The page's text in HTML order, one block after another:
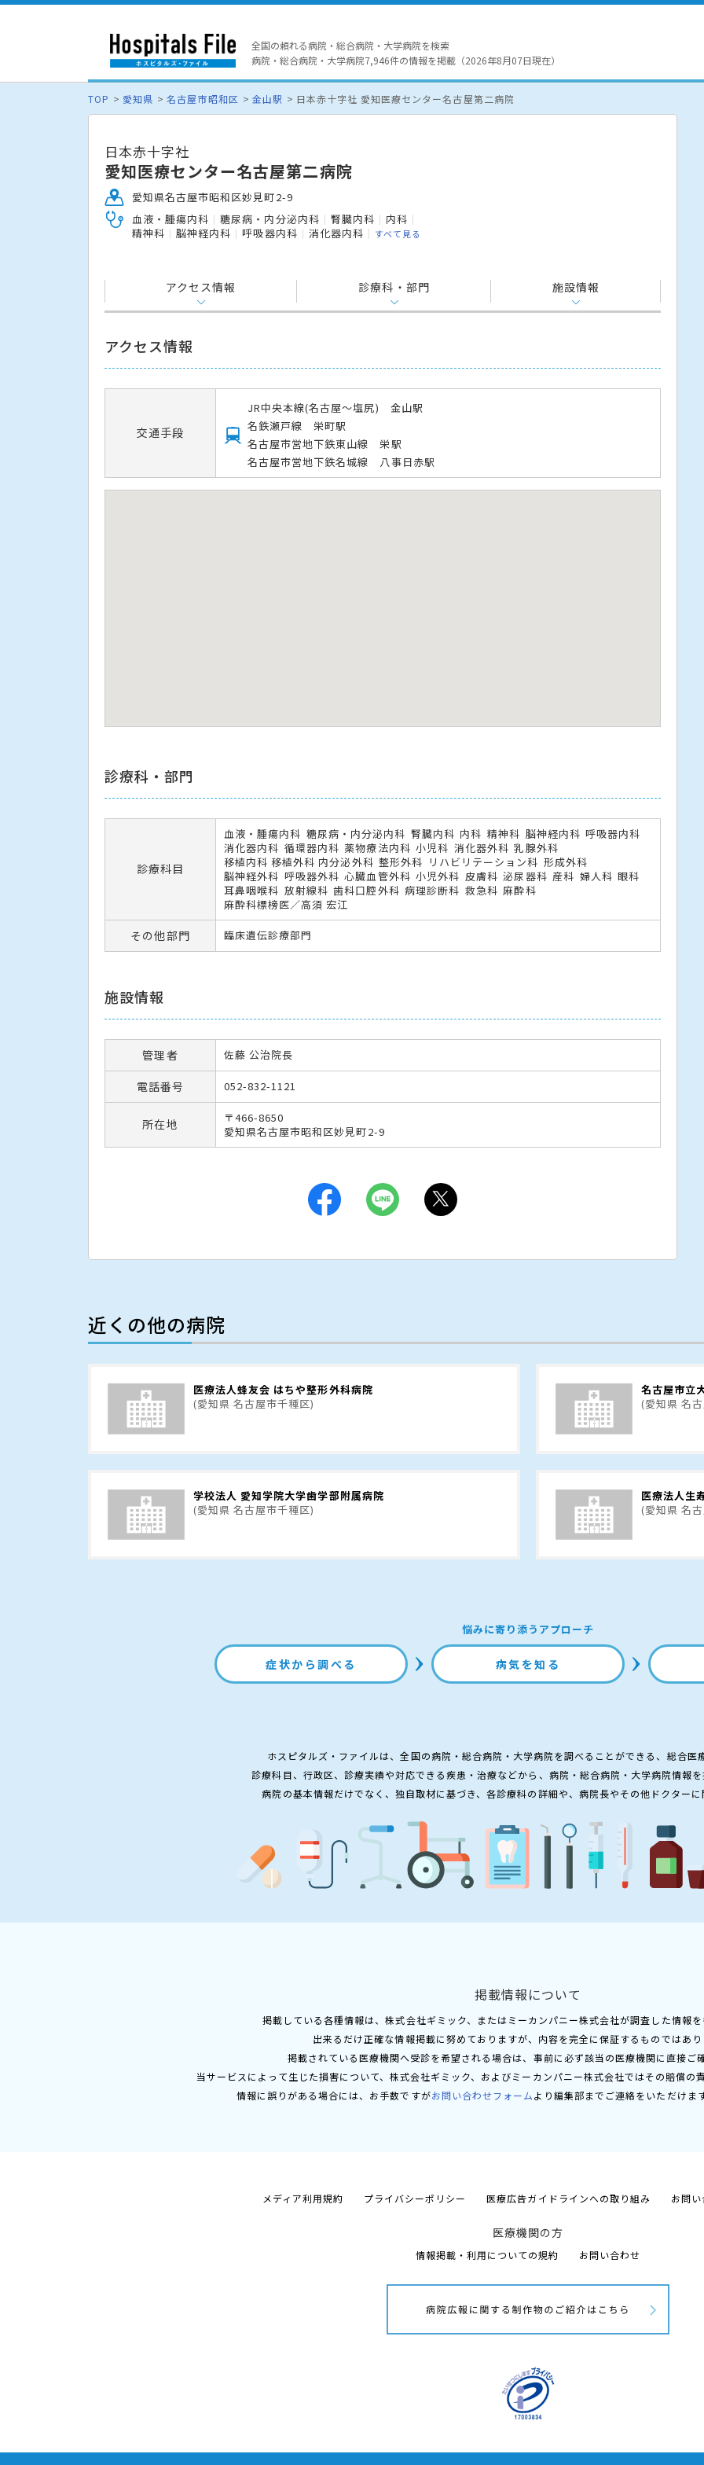
全国の頼れる病院・総合病院・大学病院を検索
病院・総合病院・大学病院7,946件の情報を掲載（2026年8月07日現在）
TOP 愛知県 名古屋市昭和区 金山駅 日本赤十字社 愛知医療センター名古屋第二病院
日本赤十字社
愛知医療センター名古屋第二病院
愛知県名古屋市昭和区妙見町2-9
血液・腫瘍内科
糖尿病・内分泌内科 腎臓内科
内科
精神科
脳神経内科 呼吸器内科 消化器内科 すべて見る
アクセス情報 診療科・部門 施設情報
アクセス情報
交通手段
JR中央本線(名古屋～塩尻) 金山駅
名鉄瀬戸線 栄町駅
名古屋市営地下鉄東山線 栄駅
名古屋市営地下鉄名城線 八事日赤駅
診療科・部門
診療科目
血液・腫瘍内科 糖尿病・内分泌内科 腎臓内科 内科 精神科 脳神経内科 呼吸器内科
消化器内科 循環器内科 薬物療法内科 小児科 消化器外科 乳腺外科
移植内科 移植外科 内分泌外科 整形外科 リハビリテーション科 形成外科
脳神経外科 呼吸器外科 心臓血管外科 小児外科 皮膚科 泌尿器科 産科 婦人科 眼科
耳鼻咽喉科 放射線科 歯科口腔外科 病理診断科 救急科 麻酔科
麻酔科標榜医／高須 宏江
その他部門 臨床遺伝診療部門
施設情報
管理者 佐藤 公治院長
電話番号 052-832-1121
所在地
〒466-8650
愛知県名古屋市昭和区妙見町2-9
近くの他の病院
医療法人蜂友会 はちや整形外科病院
(愛知県 名古屋市千種区)
名古屋市立
(愛知県 名
学校法人 愛知学院大学歯学部附属病院
(愛知県 名古屋市千種区)
医療法人生
(愛知県 名
悩みに寄り添うアプローチ
症状から調べる 病気を知る
ホスピタルズ・ファイルは、全国の病院・総合病院・大学病院を調べることができる、総合医
診療科目、行政区、診療実績や対応できる疾患・治療などから、病院・総合病院・大学病院情報を
病院の基本情報だけでなく、独自取材に基づき、各診療科の詳細や、病院長やその他ドクターに
掲載情報について
掲載している各種情報は、株式会社ギミック、またはミーカンパニー株式会社が調査した情報を
出来るだけ正確な情報掲載に努めておりますが、内容を完全に保証するものではあり
掲載されている医療機関へ受診を希望される場合は、事前に必ず該当の医療機関に直接ご
当サービスによって生じた損害について、株式会社ギミック、およびミーカンパニー株式会社ではその賠償の
情報に誤りがある場合には、お手数ですがお問い合わせフォームより編集部までご連絡をいただけま
メディア利用規約 プライバシーポリシー 医療広告ガイドラインへの取り組み お問
医療機関の方
情報掲載・利用についての規約 お問い合わせ